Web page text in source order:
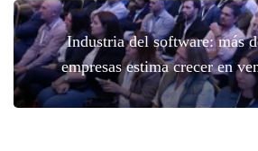
Industria del software: más
empresas estima crecer en